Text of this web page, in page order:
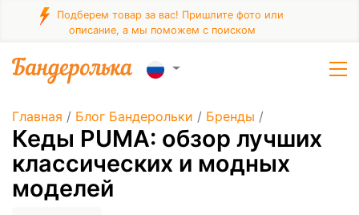
Подберем товар за вас! Пришлите фото или
описание, а мы поможем с поиском
Главная / Блог Бандерольки / Бренды /
Кеды PUMA: обзор лучших
классических и модных
моделей